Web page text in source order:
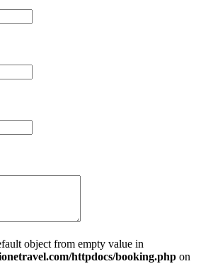
object from empty value in
httpdocs/booking.php on